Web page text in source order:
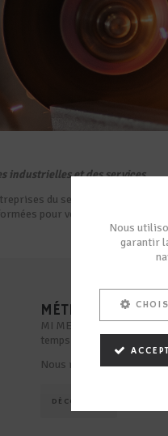
Nous
garantir
industrielles et des services.
du secteur des
pour vous proposer des
MÉTROLOGIE
MI METROLOGIE vous
temps – fréquence,
Nous réalisons
DÉCOUVRIR